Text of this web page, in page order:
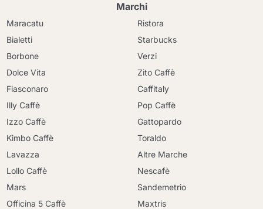
Marchi
Maracatu
Bialetti
Borbone
Dolce Vita
Fiasconaro
Illy Caffè
Izzo Caffè
Kimbo Caffè
Lavazza
Lollo Caffè
Mars
Officina 5 Caffè
Ristora
Starbucks
Verzi
Zito Caffè
Caffitaly
Pop Caffè
Gattopardo
Toraldo
Altre Marche
Nescafè
Sandemetrio
Maxtris